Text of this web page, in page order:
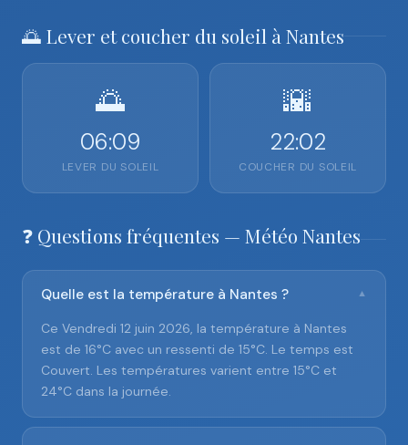
🌅 Lever et coucher du soleil à Nantes
🌅
06:09
LEVER DU SOLEIL
🌇
22:02
COUCHER DU SOLEIL
❓ Questions fréquentes — Météo Nantes
Quelle est la température à Nantes ? ▼
Ce Vendredi 12 juin 2026, la température à Nantes
est de 16°C avec un ressenti de 15°C. Le temps est
Couvert. Les températures varient entre 15°C et
24°C dans la journée.